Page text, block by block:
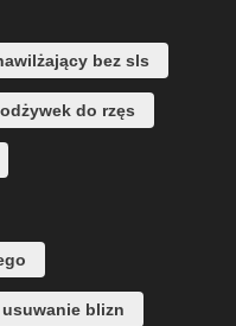
bez sls
do rzęs
blizn